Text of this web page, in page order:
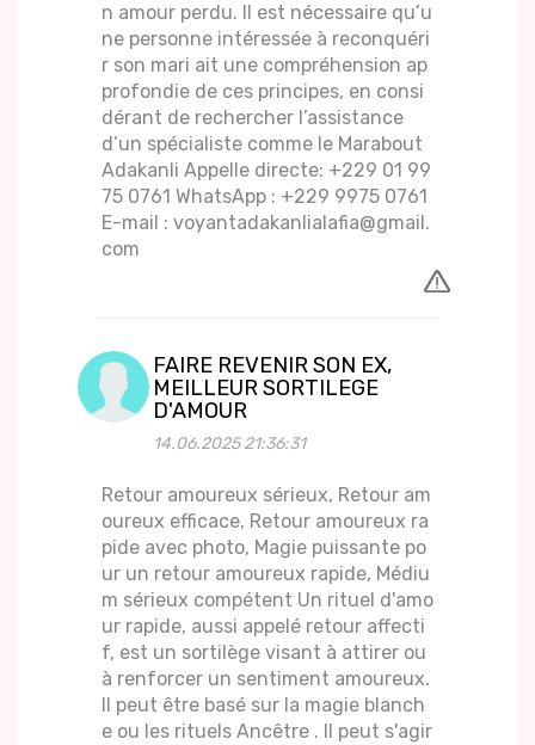
n amour perdu. Il est nécessaire qu’u
ne personne intéressée à reconquéri
r son mari ait une compréhension ap
profondie de ces principes, en consi
dérant de rechercher l’assistance
d’un spécialiste comme le Marabout
Adakanli Appelle directe: +229 01 99
75 0761 WhatsApp : +229 9975 0761
E-mail : voyantadakanlialafia@gmail.
com
FAIRE REVENIR SON EX,
MEILLEUR SORTILEGE
D'AMOUR
14.06.2025 21:36:31
Retour amoureux sérieux, Retour am
oureux efficace, Retour amoureux ra
pide avec photo, Magie puissante po
ur un retour amoureux rapide, Médiu
m sérieux compétent Un rituel d'amo
ur rapide, aussi appelé retour affecti
f, est un sortilège visant à attirer ou
à renforcer un sentiment amoureux.
Il peut être basé sur la magie blanch
e ou les rituels Ancêtre . Il peut s'agir